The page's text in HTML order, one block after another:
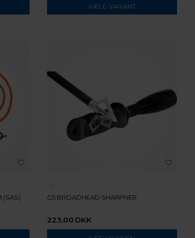
VÆLG VARIANT
(SAS) G5 BROADHEAD SHARPNER
223,00 DKK